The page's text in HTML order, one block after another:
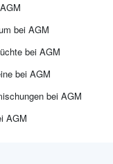
bei AGM
bei AGM
bei AGM
bei AGM
AGM